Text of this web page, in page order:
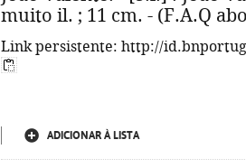
muito il. ; 11 cm. - (F.A.Q
Link persistente: http://
ADICIONAR À LISTA